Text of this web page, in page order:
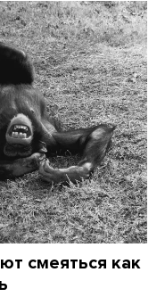
смеяться как